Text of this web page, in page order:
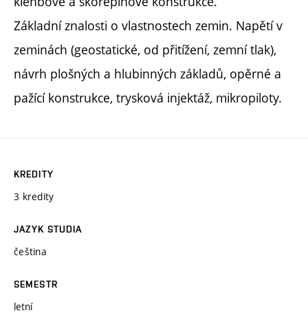
Základní znalosti o vlastnostech zemin. Napětí v
zeminách (geostatické, od přitížení, zemní tlak),
návrh plošných a hlubinných základů, opěrné a
pažící konstrukce, trysková injektáž, mikropiloty.
KREDITY
3 kredity
JAZYK STUDIA
čeština
SEMESTR
letní